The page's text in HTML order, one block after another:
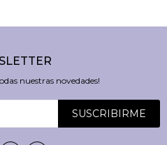
nuestras novedades!
SUSCRIBIRME